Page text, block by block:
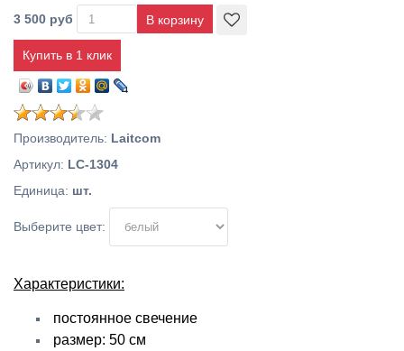
3 500 руб
Купить в 1 клик
Производитель: Laitcom
Артикул: LC-1304
Единица: шт.
Выберите цвет:
Характеристики:
постоянное свечение
размер: 50 см